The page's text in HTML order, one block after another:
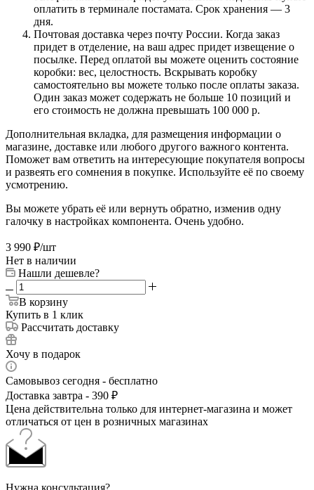
оплатить в терминале постамата. Срок хранения — 3
дня.
Почтовая доставка через почту России. Когда заказ
придет в отделение, на ваш адрес придет извещение о
посылке. Перед оплатой вы можете оценить состояние
коробки: вес, целостность. Вскрывать коробку
самостоятельно вы можете только после оплаты заказа.
Один заказ может содержать не больше 10 позиций и
его стоимость не должна превышать 100 000 р.
Дополнительная вкладка, для размещения информации о
магазине, доставке или любого другого важного контента.
Поможет вам ответить на интересующие покупателя вопросы
и развеять его сомнения в покупке. Используйте её по своему
усмотрению.
Вы можете убрать её или вернуть обратно, изменив одну
галочку в настройках компонента. Очень удобно.
3 990 ₽/шт
Нет в наличии
Нашли дешевле?
В корзину
Купить в 1 клик
Рассчитать доставку
Хочу в подарок
Самовывоз сегодня - бесплатно
Доставка завтра - 390 ₽
Цена действительна только для интернет-магазина и может
отличаться от цен в розничных магазинах
Нужна консультация?